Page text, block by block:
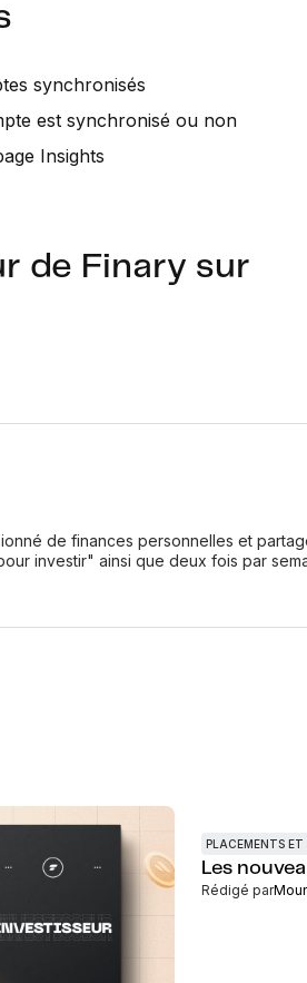
synchronisés
est synchronisé ou non
Insights
de Finary sur
de finances personnelles et
investir" ainsi que deux fois par
PLACEMENTS ET
Les
Rédigé par